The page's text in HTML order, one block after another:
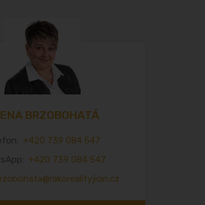
BRZOBOHATÁ
+420 739 084 547
+420 739 084 547